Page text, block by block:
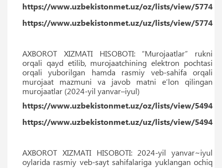
https://www.uzbekistonmet.uz/oz/lists/view/5774
https://www.uzbekistonmet.uz/uz/lists/view/5774
AXBOROT XIZMATI HISOBOTI: “Murojaatlar” rukni
orqali qayd etilib, murojaatchining elektron pochtasi
orqali yuborilgan hamda rasmiy veb-sahifa orqali
murojaat mazmuni va javob matni eʼlon qilingan
murojaatlar (2024-yil yanvar–iyul)
https://www.uzbekistonmet.uz/oz/lists/view/5494
https://www.uzbekistonmet.uz/uz/lists/view/5494
AXBOROT XIZMATI HISOBOTI: 2024-yil yanvar~iyul
oylarida rasmiy veb-sayt sahifalariga yuklangan ochiq